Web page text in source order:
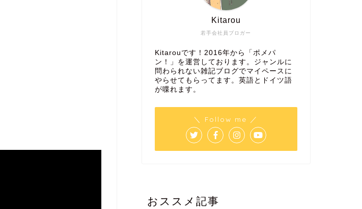
若手会社員ブロガー
Kitarou
Kitarouです！2016年から「ポメパ
ン！」を運営しております。ジャンルに
問わられない雑記ブログでマイペースに
やらせてもらってます。英語とドイツ語
が喋れます。
＼ Follow me ／
おススメ記事